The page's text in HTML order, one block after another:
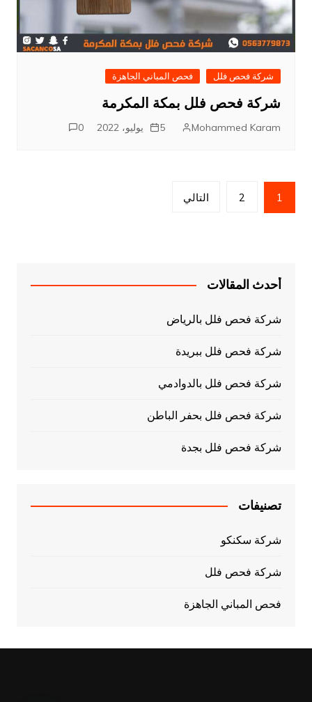
شركة فحص فلل فحص المباني الجاهزة
شركة فحص فلل بمكة المكرمة
Mohammed Karam 5 يوليو، 2022 0
تعدد
صفحات
1
2 التالي
أحدث المقالات
شركة فحص فلل بالرياض
شركة فحص فلل ببريدة
شركة فحص فلل بالدوادمي
شركة فحص فلل بحفر الباطن
شركة فحص فلل بجدة
تصنيفات
شركة سكنكو
شركة فحص فلل
فحص المباني الجاهزة